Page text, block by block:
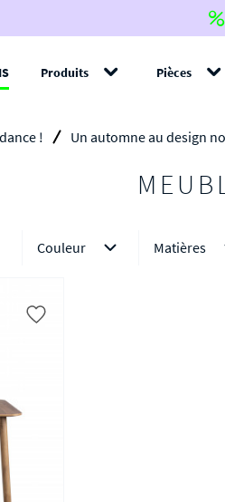
Produits Pièces
! Un automne au design
Couleur Matières